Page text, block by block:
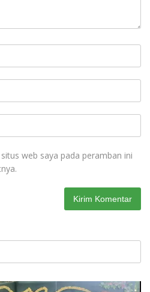
web saya pada peramban ini